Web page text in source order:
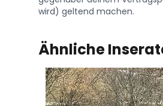
wird) geltend machen.
Ähnliche